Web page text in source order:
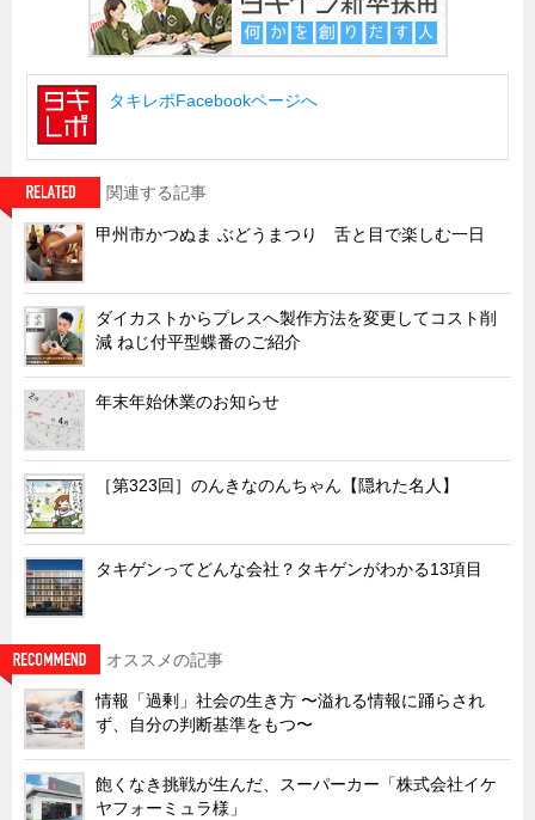
半導体製造装置関連
共同溝・無電柱化関連
サーバーラック・エンクロジャー
特装車・バス・トラック関連
自動販売機・自動改札機関連
鉄道車両・駅舎関連
CATEGORY 連載
営業、丸ごとフカボリ
新製品開発最前線
Before After
隠れた名品
旬の野菜とタキゲン製品
PICK UP NEWS
ポンチ絵の基礎と描き方
図面の見方・書き方
キャビネット工業会規格「CA300」集中講義
ズバッとお悩み解決 テクニカル Q and A
瀧源点回帰
光る技術！未来へのモノづくり
ちょっとユニークなお客様
タキレポFacebookページへ
関連する記事
甲州市かつぬま ぶどうまつり 舌と目で楽しむ一日
ダイカストからプレスへ製作方法を変更してコスト削
減 ねじ付平型蝶番のご紹介
年末年始休業のお知らせ
［第323回］のんきなのんちゃん【隠れた名人】
タキゲンってどんな会社？タキゲンがわかる13項目
オススメの記事
情報「過剰」社会の生き方 〜溢れる情報に踊らされ
ず、自分の判断基準をもつ〜
飽くなき挑戦が生んだ、スーパーカー「株式会社イケ
ヤフォーミュラ様」